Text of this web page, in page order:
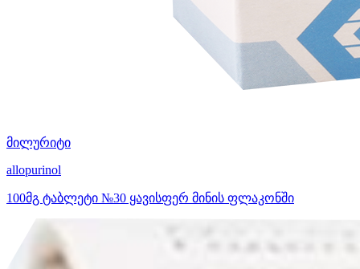
მილურიტი
allopurinol
100მგ ტაბლეტი №30 ყავისფერ მინის ფლაკონში